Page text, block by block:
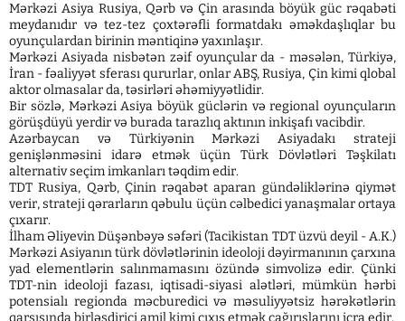
Mərkəzi Asiya Rusiya, Qərb və Çin arasında böyük güc rəqabəti
meydanıdır və tez-tez çoxtərəfli formatdakı əməkdaşlıqlar bu
oyunçulardan birinin məntiqinə yaxınlaşır.
Mərkəzi Asiyada nisbətən zəif oyunçular da - məsələn, Türkiyə,
İran - fəaliyyət sferası qururlar, onlar ABŞ, Rusiya, Çin kimi qlobal
aktor olmasalar da, təsirləri əhəmiyyətlidir.
Bir sözlə, Mərkəzi Asiya böyük güclərin və regional oyunçuların
görüşdüyü yerdir və burada tarazlıq aktının inkişafı vacibdir.
Azərbaycan və Türkiyənin Mərkəzi Asiyadakı strateji
genişlənməsini idarə etmək üçün Türk Dövlətləri Təşkilatı
alternativ seçim imkanları təqdim edir.
TDT Rusiya, Qərb, Çinin rəqabət aparan gündəliklərinə qiymət
verir, strateji qərarların qəbulu üçün cəlbedici yanaşmalar ortaya
çıxarır.
İlham Əliyevin Düşənbəyə səfəri (Tacikistan TDT üzvü deyil - A.K.)
Mərkəzi Asiyanın türk dövlətlərinin ideoloji dəyirmanının çarxına
yad elementlərin salınmamasını özündə simvolizə edir. Çünki
TDT-nin ideoloji fazası, iqtisadi-siyasi alətləri, mümkün hərbi
potensialı regionda məcburedici və məsuliyyətsiz hərəkətlərin